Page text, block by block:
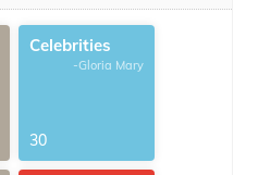
Celebrities
-Gloria Mary
30